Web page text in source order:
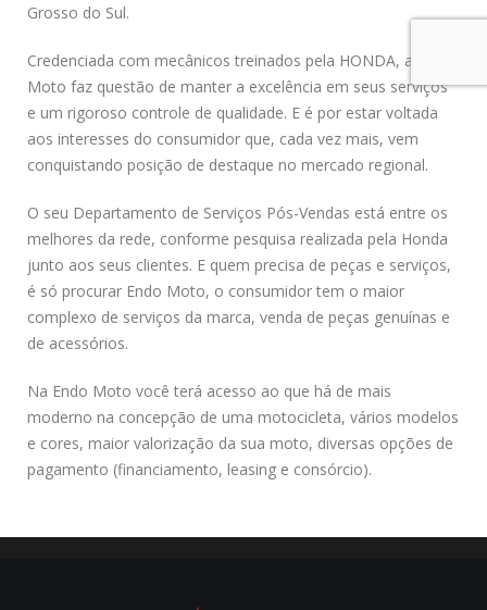
Grosso do Sul.
Credenciada com mecânicos treinados pela HONDA, a Endo
Moto faz questão de manter a excelência em seus serviços
e um rigoroso controle de qualidade. E é por estar voltada
aos interesses do consumidor que, cada vez mais, vem
conquistando posição de destaque no mercado regional.
O seu Departamento de Serviços Pós-Vendas está entre os
melhores da rede, conforme pesquisa realizada pela Honda
junto aos seus clientes. E quem precisa de peças e serviços,
é só procurar Endo Moto, o consumidor tem o maior
complexo de serviços da marca, venda de peças genuínas e
de acessórios.
Na Endo Moto você terá acesso ao que há de mais
moderno na concepção de uma motocicleta, vários modelos
e cores, maior valorização da sua moto, diversas opções de
pagamento (financiamento, leasing e consórcio).